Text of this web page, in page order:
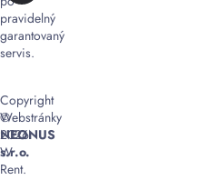
pravidelný
garantovaný
servis.
Copyright
©
2026
W
Rent.
Webstránky
NEONUS
s.r.o.